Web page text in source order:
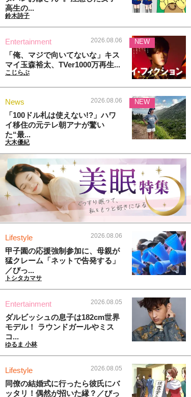
高生の...
鈴木詩子
Entertainment 2026.08.06
「俺、マジで向いてないな」キス
マイ玉森裕太、TVer1000万再生...
こじらぶ
NEW
News 2026.08.06
「100ドル札は使えない!?」ハワ
イ移住の元テレ朝アナが驚い
た“最...
大木優紀
NEW
Lifestyle 2026.08.06
甲子園の応援強制参加に、母親が
猛クレーム「ネットで告発する」
／びっ...
トシタカマサ
Entertainment 2026.08.05
ダルビッシュの息子は182cm世界
モデル！ ラウンドガールやミス
コ...
ゆるま 小林
Lifestyle 2026.08.05
同僚の結婚式に行ったら彼氏にバ
ッタリ！偶然が招いた縁？／びっ